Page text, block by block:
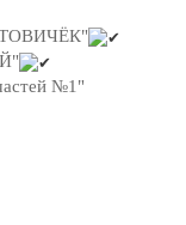
№1"